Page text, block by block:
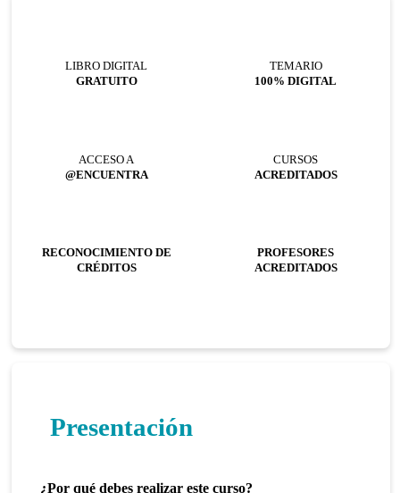
LIBRO DIGITAL
GRATUITO
TEMARIO
100% DIGITAL
ACCESO A
@ENCUENTRA
CURSOS
ACREDITADOS
RECONOCIMIENTO DE
CRÉDITOS
PROFESORES
ACREDITADOS
Presentación
¿Por qué debes realizar este curso?